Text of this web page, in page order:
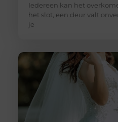
Iedereen kan het
het slot, een deur valt
je